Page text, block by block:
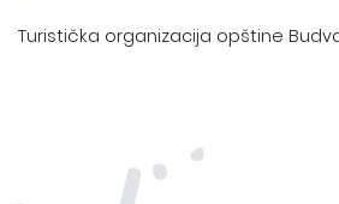
Turistička organizacija opštine